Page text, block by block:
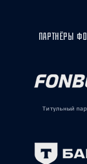
ПАРТНЁРЫ
Титульный